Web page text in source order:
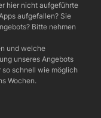
hier nicht aufgeführte
aufgefallen? Sie
Bitte nehmen
und welche
unseres Angebots
schnell wie möglich
Wochen.